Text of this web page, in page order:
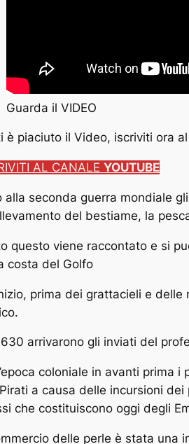
Guarda il VIDEO
è piaciuto il Video, iscriviti ora
AL CANALE YOUTUBE
alla seconda guerra mondiale
del bestiame, la
questo viene raccontato e si
costa del Golfo
prima dei grattacieli e
arrivarono gli inviati del
coloniale in avanti prima i
a causa delle incursioni
che costituiscono oggi degli
delle perle è stata una